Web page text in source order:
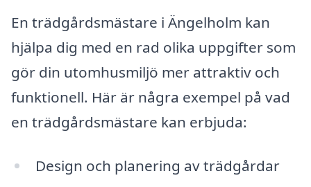
En trädgårdsmästare i Ängelholm kan
hjälpa dig med en rad olika uppgifter som
gör din utomhusmiljö mer attraktiv och
funktionell. Här är några exempel på vad
en trädgårdsmästare kan erbjuda:
Design och planering av trädgårdar